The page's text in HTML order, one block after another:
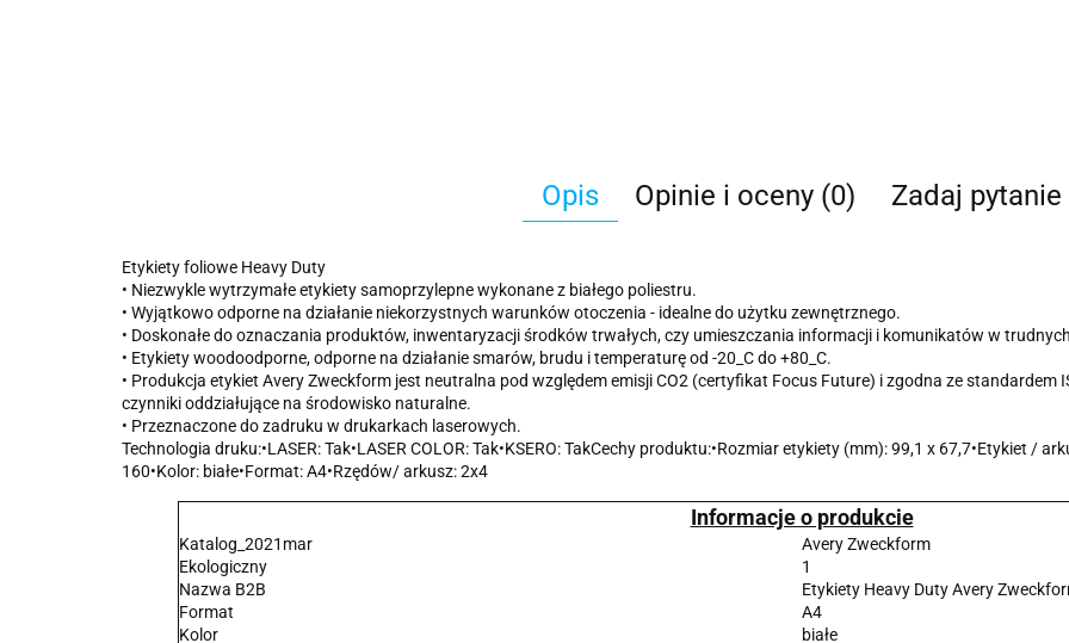
Opis Opinie i oceny (0) Zadaj pytanie
Etykiety foliowe Heavy Duty
• Niezwykle wytrzymałe etykiety samoprzylepne wykonane z białego poliestru.
• Wyjątkowo odporne na działanie niekorzystnych warunków otoczenia - idealne do użytku zewnętrznego.
• Doskonałe do oznaczania produktów, inwentaryzacji środków trwałych, czy umieszczania informacji i komunikatów w
• Etykiety woodoodporne, odporne na działanie smarów, brudu i temperaturę od -20_C do +80_C.
• Produkcja etykiet Avery Zweckform jest neutralna pod względem emisji CO2 (certyfikat Focus Future) i zgodna ze
czynniki oddziałujące na środowisko naturalne.
• Przeznaczone do zadruku w drukarkach laserowych.
Technologia druku:•LASER: Tak•LASER COLOR: Tak•KSERO: TakCechy produktu:•Rozmiar etykiety (mm): 99,1 x 67,7•Etykiet /
160•Kolor: białe•Format: A4•Rzędów/ arkusz: 2x4
Informacje o produkcie
Katalog_2021mar
Avery Zweckform
Ekologiczny
1
Nazwa B2B
Etykiety Heavy Duty Avery
Format
A4
Kolor
białe